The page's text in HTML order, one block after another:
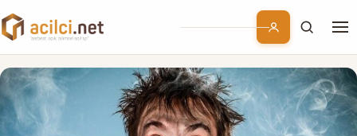
Branşlar
Konular